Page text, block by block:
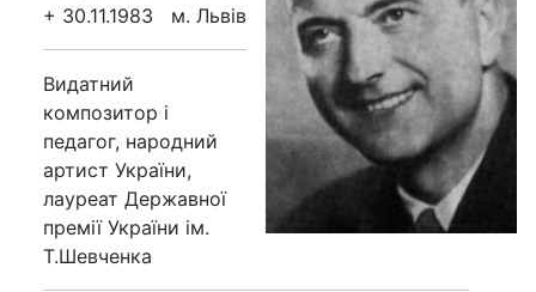
+ 30.11.1983 м. Львів
Видатний
композитор і
педагог, народний
артист України,
лауреат Державної
премії України ім.
Т.Шевченка